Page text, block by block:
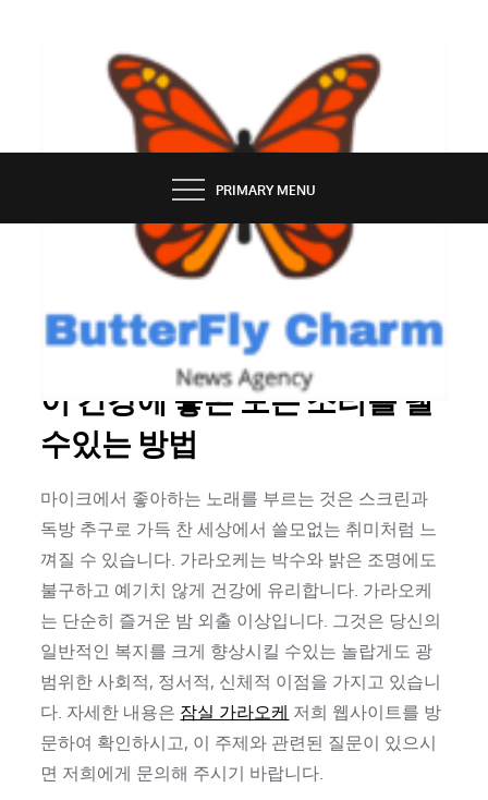
BUTTERFLY CHARM
PRIMARY MENU
내면의 록 스타 : 가라오케이션
이 건강에 좋은 모든 소리를 낼
수있는 방법
마이크에서 좋아하는 노래를 부르는 것은 스크린과
독방 추구로 가득 찬 세상에서 쓸모없는 취미처럼 느
껴질 수 있습니다. 가라오케는 박수와 밝은 조명에도
불구하고 예기치 않게 건강에 유리합니다. 가라오케
는 단순히 즐거운 밤 외출 이상입니다. 그것은 당신의
일반적인 복지를 크게 향상시킬 수있는 놀랍게도 광
범위한 사회적, 정서적, 신체적 이점을 가지고 있습니
다. 자세한 내용은 잠실 가라오케 저희 웹사이트를 방
문하여 확인하시고, 이 주제와 관련된 질문이 있으시
면 저희에게 문의해 주시기 바랍니다.